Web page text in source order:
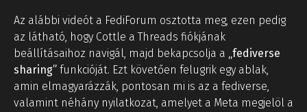
Az alábbi videót a FediForum osztotta meg, ezen pedig
az látható, hogy Cottle a Threads fiókjának
beállításaihoz navigál, majd bekapcsolja a „fediverse
sharing” funkcióját. Ezt követően felugrik egy ablak,
amin elmagyarázzák, pontosan mi is az a fediverse,
valamint néhány nyilatkozat, amelyet a Meta megjelöl a